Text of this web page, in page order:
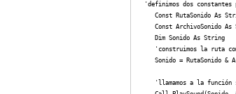
'definimos dos
Const RutaSonido As
Const ArchivoSonido As
    Dim Sonido As String
'construimos la ruta
Sonido = RutaSonido &
'llamamos a la función